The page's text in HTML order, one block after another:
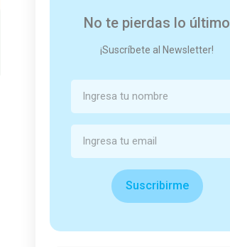
No te pierdas lo último
¡Suscríbete al Newsletter!
Suscribirme